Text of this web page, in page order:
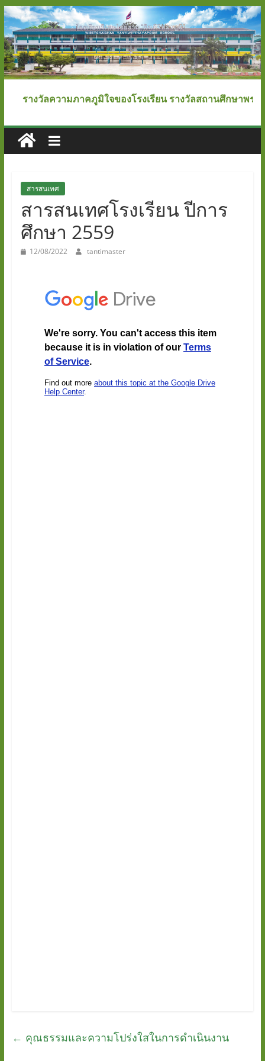
Skip
to
content
โรงเรียน
วิเศษ
ไชย
ชาญ
"ตันติ
วิทยา
ภูมิ"
รางวัลความภาคภูมิใจของโรงเรียน รางวัลสถานศึกษาพระ
สารสนเทศ
สารสนเทศโรงเรียน ปีการ
ศึกษา 2559
12/08/2022 tantimaster
← คุณธรรมและความโปร่งใสในการดำเนินงาน